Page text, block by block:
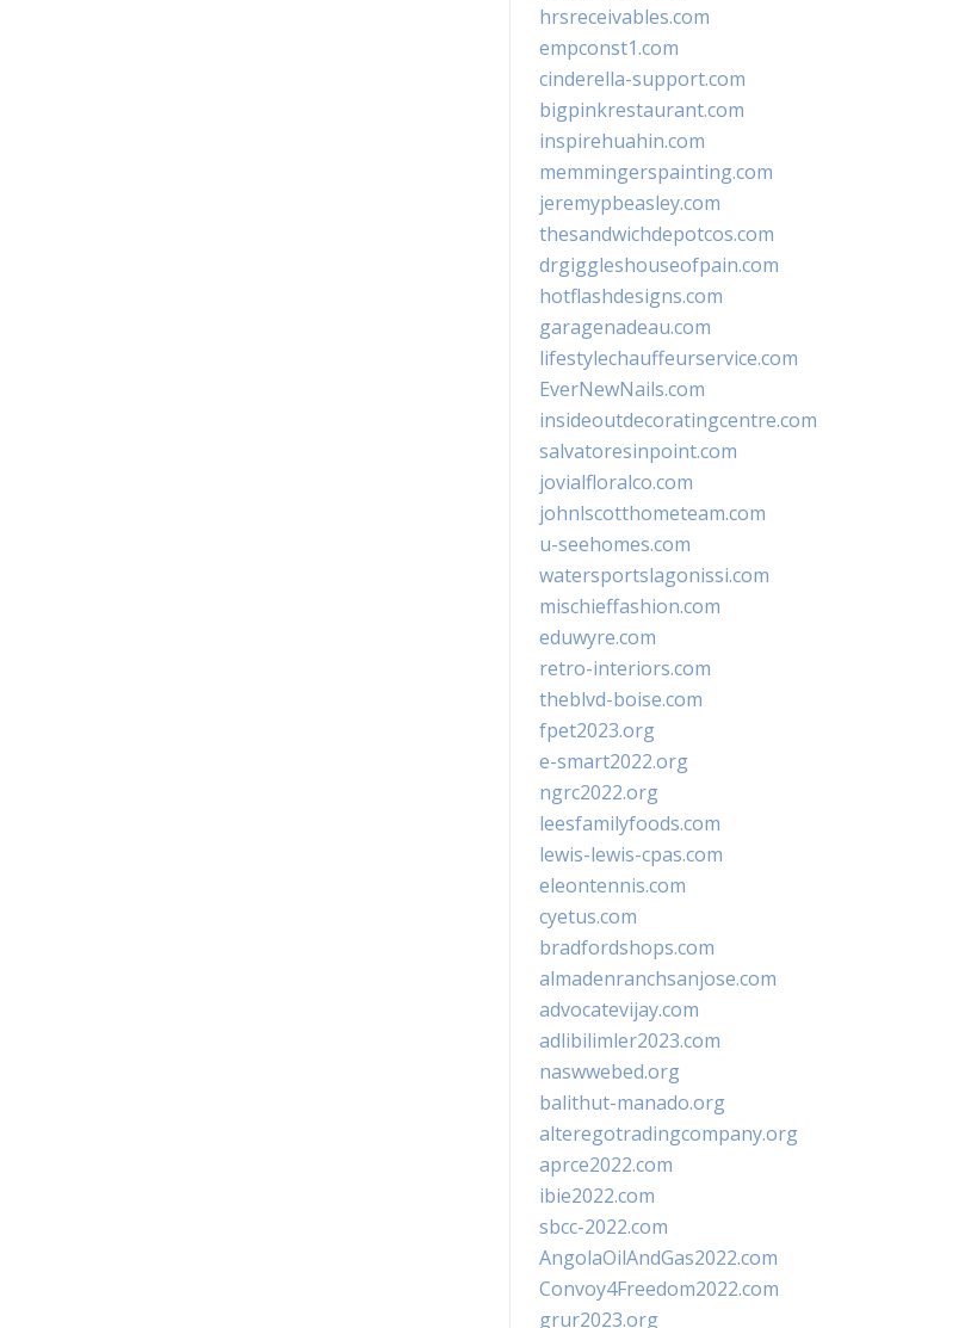
hrsreceivables.com
empconst1.com
cinderella-support.com
bigpinkrestaurant.com
inspirehuahin.com
memmingerspainting.com
jeremypbeasley.com
thesandwichdepotcos.com
drgiggleshouseofpain.com
hotflashdesigns.com
garagenadeau.com
lifestylechauffeurservice.com
EverNewNails.com
insideoutdecoratingcentre.com
salvatoresinpoint.com
jovialfloralco.com
johnlscotthometeam.com
u-seehomes.com
watersportslagonissi.com
mischieffashion.com
eduwyre.com
retro-interiors.com
theblvd-boise.com
fpet2023.org
e-smart2022.org
ngrc2022.org
leesfamilyfoods.com
lewis-lewis-cpas.com
eleontennis.com
cyetus.com
bradfordshops.com
almadenranchsanjose.com
advocatevijay.com
adlibilimler2023.com
naswwebed.org
balithut-manado.org
alteregotradingcompany.org
aprce2022.com
ibie2022.com
sbcc-2022.com
AngolaOilAndGas2022.com
Convoy4Freedom2022.com
grur2023.org